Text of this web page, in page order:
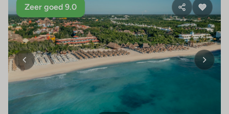
Zeer goed 9.0